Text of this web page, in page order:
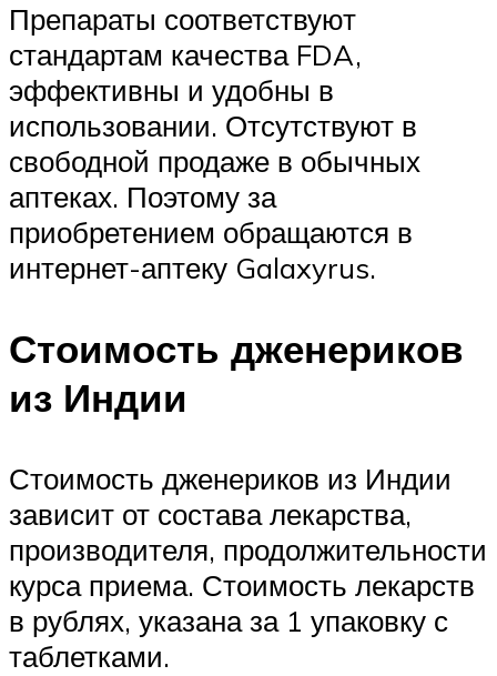
Препараты соответствуют
стандартам качества FDA,
эффективны и удобны в
использовании. Отсутствуют в
свободной продаже в обычных
аптеках. Поэтому за
приобретением обращаются в
интернет-аптеку Galaxyrus.
Стоимость дженериков
из Индии
Стоимость дженериков из Индии
зависит от состава лекарства,
производителя, продолжительности
курса приема. Стоимость лекарств
в рублях, указана за 1 упаковку с
таблетками.